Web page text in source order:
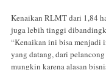
Kenaikan RLMT dari 1,84
juga lebih tinggi
“Kenaikan ini bisa menjadi
yang datang, dari
mungkin karena alasan